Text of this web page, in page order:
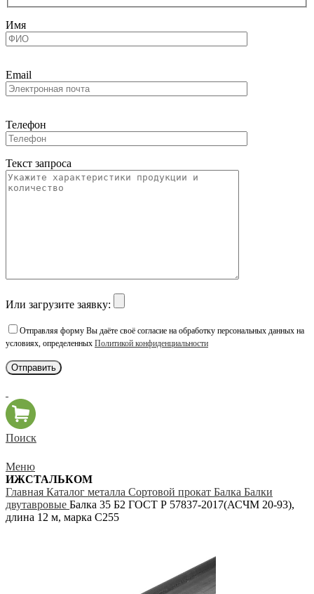
Имя
Email
Телефон
Текст запроса
Или загрузите заявку:
Отправляя форму Вы даёте своё согласие на обработку персональных данных на
условиях, определенных Политикой конфиденциальности
Поиск
Меню
ИЖСТАЛЬКОМ
Главная Каталог металла Сортовой прокат Балка Балки
двутавровые Балка 35 Б2 ГОСТ Р 57837-2017(АСЧМ 20-93),
длина 12 м, марка С255